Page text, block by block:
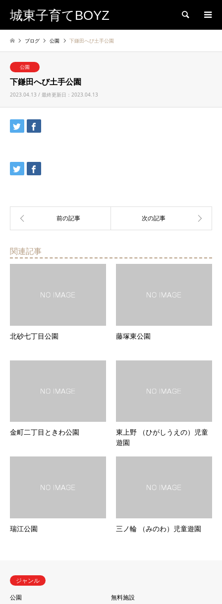
城東子育てBOYZ 検索
ブログ 公園 下鎌田へび土手公園
公園
下鎌田へび土手公園
2023.04.13 / 最終更新日：2023.04.13
関連記事
北砂七丁目公園 藤塚東公園
金町二丁目ときわ公園
東上野 （ひがしうえの）児童
遊園
瑞江公園 三ノ輪 （みのわ）児童遊園
ジャンル
公園
無料施設